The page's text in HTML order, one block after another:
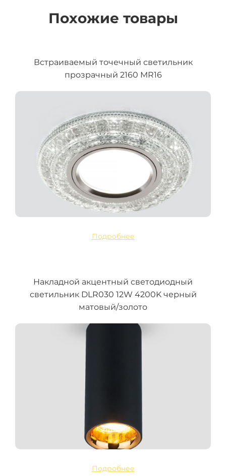
Похожие товары
Встраиваемый точечный светильник
прозрачный 2160 MR16
Подробнее
Накладной акцентный светодиодный
светильник DLR030 12W 4200K черный
матовый/золото
Подробнее